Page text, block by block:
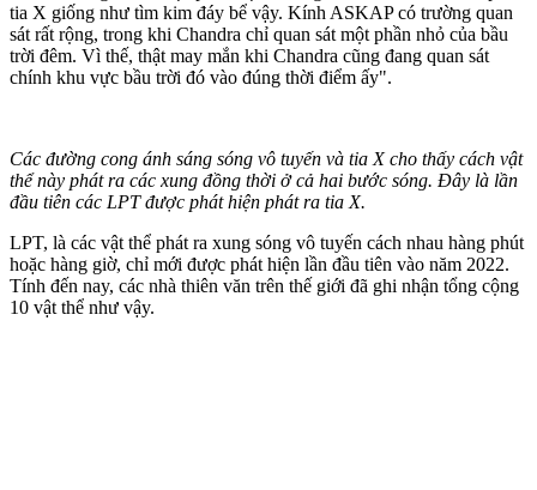
tia X giống như tìm kim đáy bể vậy. Kính ASKAP có trường quan
sát rất rộng, trong khi Chandra chỉ quan sát một phần nhỏ của bầu
trời đêm. Vì thế, thật may mắn khi Chandra cũng đang quan sát
chính khu vực bầu trời đó vào đúng thời điểm ấy".
Các đường cong ánh sáng sóng vô tuyến và tia X cho thấy cách vật
thể này phát ra các xung đồng thời ở cả hai bước sóng. Đây là lần
đầu tiên các LPT được phát hiện phát ra tia X.
LPT, là các vật thể phát ra xung sóng vô tuyến cách nhau hàng phút
hoặc hàng giờ, chỉ mới được phát hiện lần đầu tiên vào năm 2022.
Tính đến nay, các nhà thiên văn trên thế giới đã ghi nhận tổng cộng
10 vật thể như vậy.